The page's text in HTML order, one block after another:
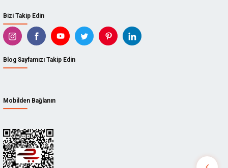
Bizi Takip Edin
Blog Sayfamızı Takip Edin
Mobilden Bağlanın